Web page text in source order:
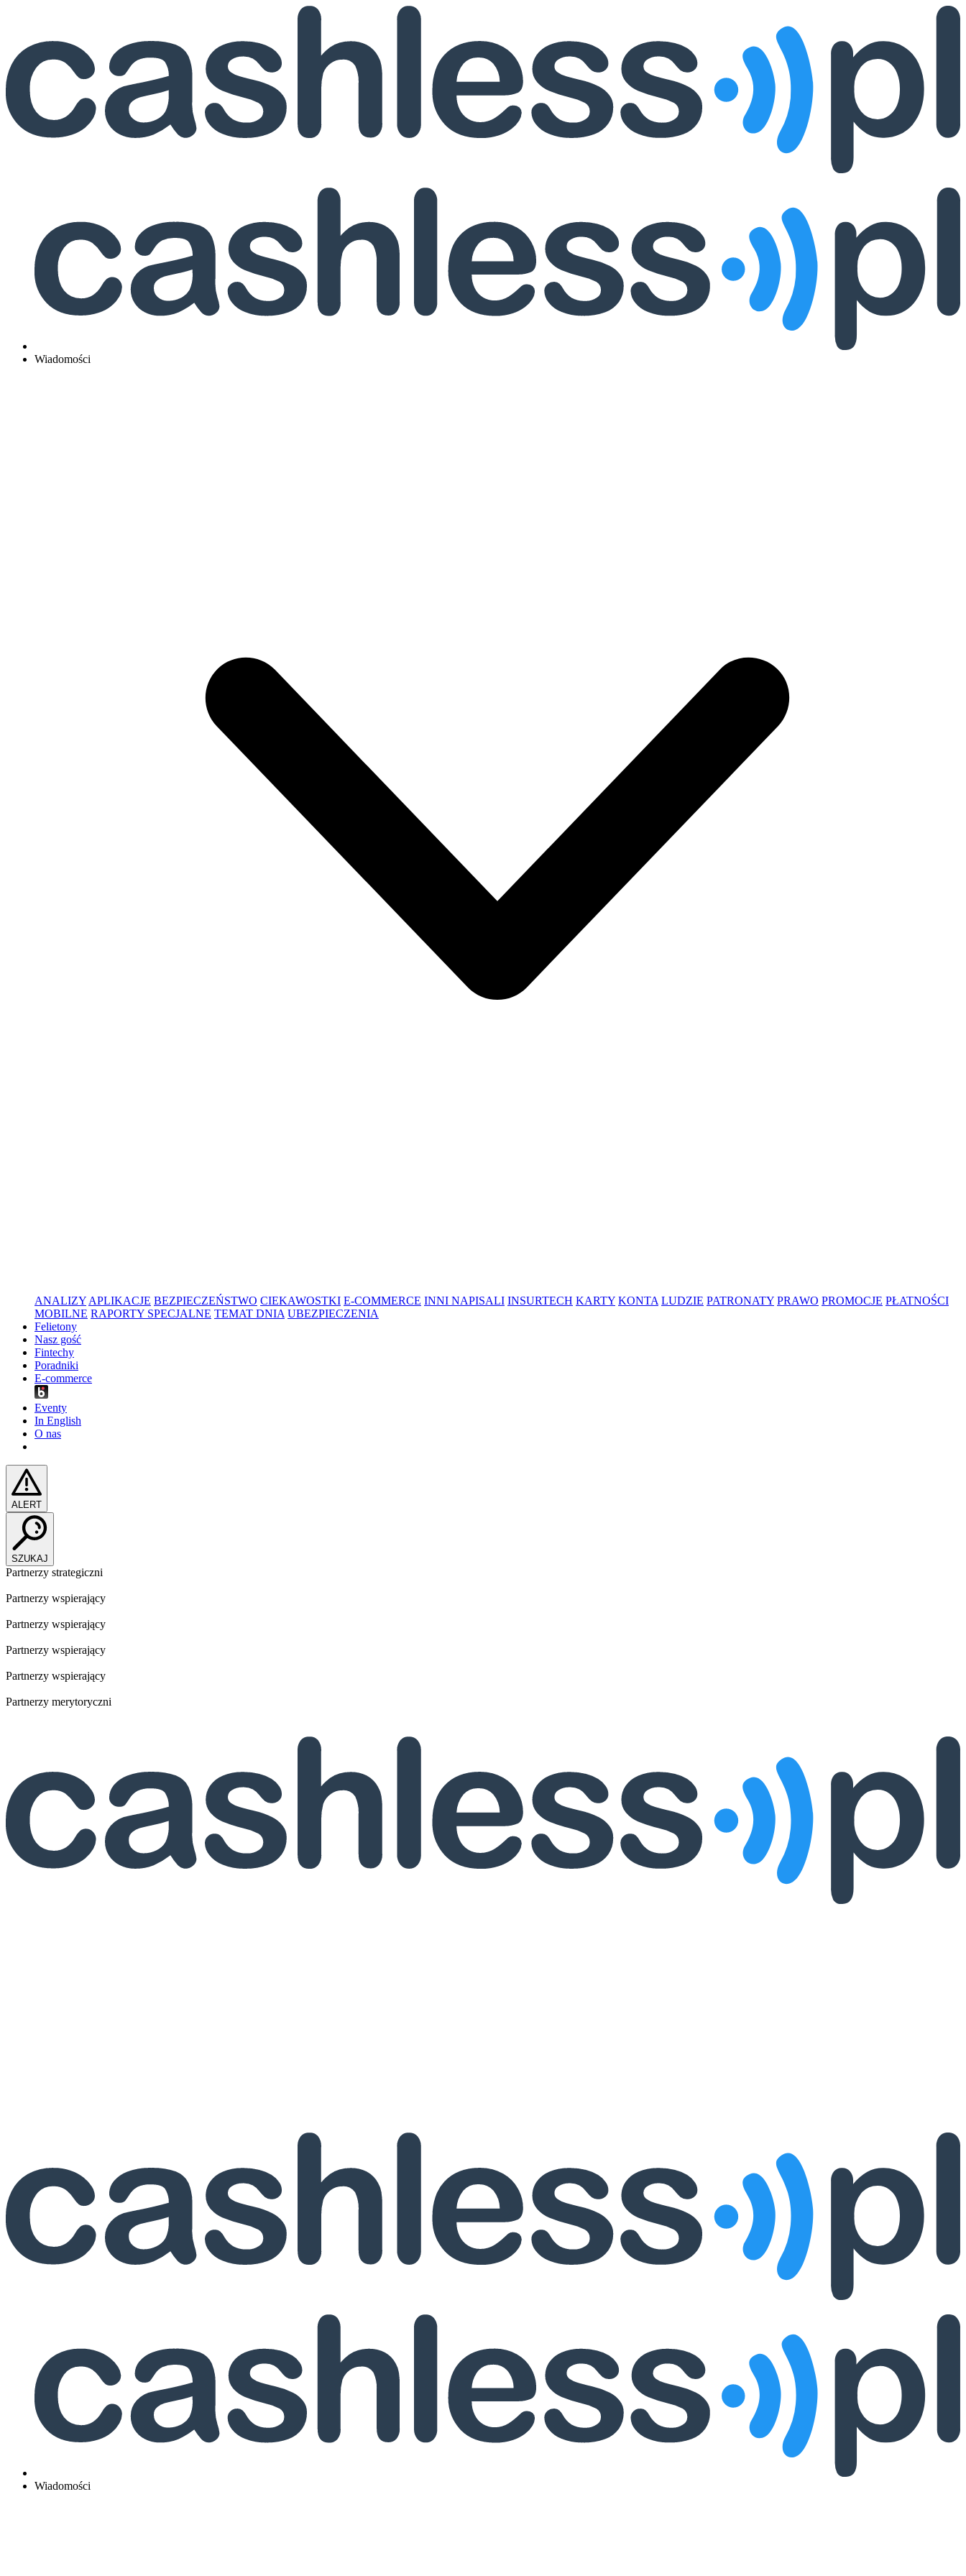
Wiadomości
ANALIZY APLIKACJE BEZPIECZEŃSTWO CIEKAWOSTKI E-COMMERCE INNI NAPISALI INSURTECH KARTY KONTA LUDZIE PATRONATY PRAWO PROMOCJE PŁATNOŚCI
MOBILNE RAPORTY SPECJALNE TEMAT DNIA UBEZPIECZENIA
Felietony
Nasz gość
Fintechy
Poradniki
E-commerce
Eventy
In English
O nas
ALERT
SZUKAJ
Partnerzy strategiczni
Partnerzy wspierający
Partnerzy wspierający
Partnerzy wspierający
Partnerzy wspierający
Partnerzy merytoryczni
Wiadomości